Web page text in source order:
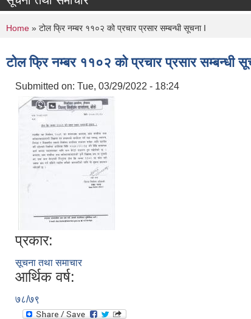
You are here
Home » टोल फ्रि नम्बर ११०२ को प्रचार प्रसार सम्बन्धी सूचना I
टोल फ्रि नम्बर ११०२ को प्रचार प्रसार सम्बन्धी
Submitted on: Tue, 03/29/2022 - 18:24
प्रकार:
सूचना तथा समाचार
आर्थिक वर्ष:
७८/७९